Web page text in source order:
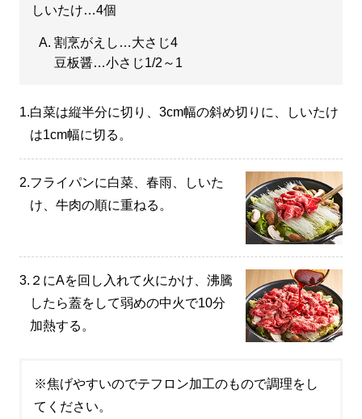
しいたけ…4個
割烹がえし…大さじ4
豆板醤…小さじ1/2～1
1.白菜は縦半分に切り、3cm幅の斜め切りに、しいたけ
は1cm幅に切る。
2.フライパンに白菜、春雨、しいた
け、牛肉の順に重ねる。
3. ２にAを回し入れて火にかけ、沸騰
したら蓋をして弱めの中火で10分
加熱する。
※焦げやすいのでテフロン加工のもので調理をし
てください。